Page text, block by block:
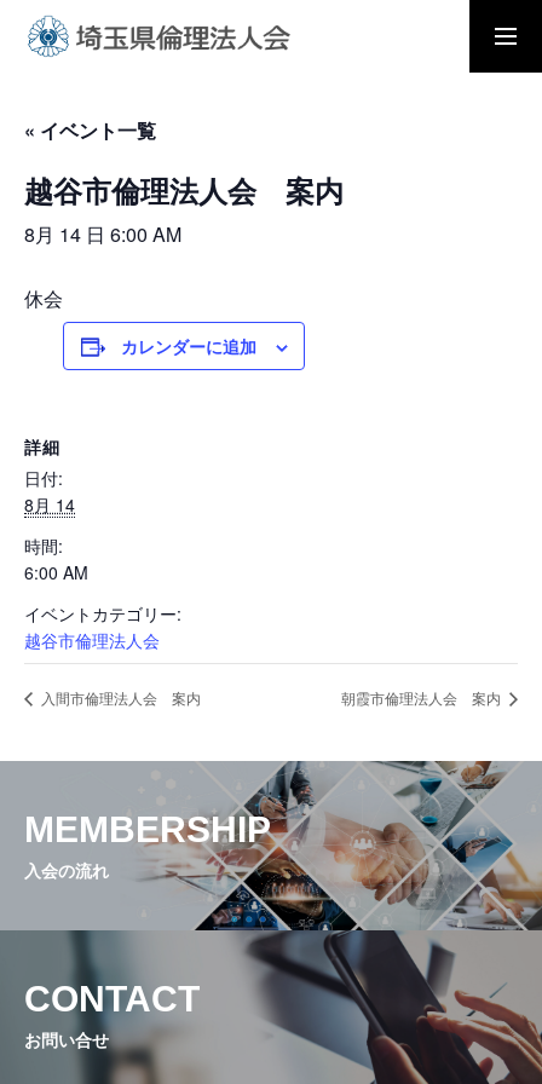
ホーム
モーニングセミナー
倫理法人会とは
活動内容と特色
会員専用ページ
お問い合せ
« イベント一覧
越谷市倫理法人会 案内
8月 14 日 6:00 AM
休会
カレンダーに追加
詳細
日付:
8月 14
時間:
6:00 AM
イベントカテゴリー:
越谷市倫理法人会
入間市倫理法人会 案内 朝霞市倫理法人会 案内
MEMBERSHIP
入会の流れ
CONTACT
お問い合せ